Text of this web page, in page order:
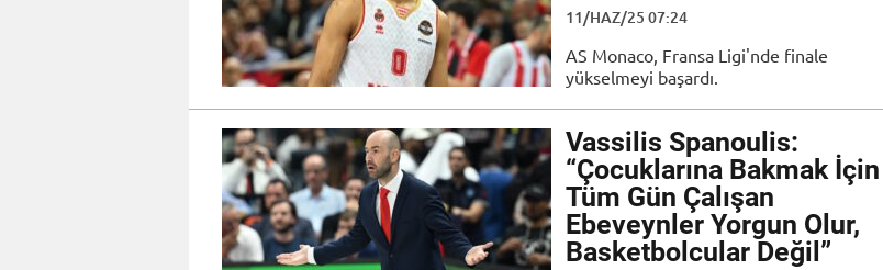
11/HAZ/25 07:24
AS Monaco, Fransa Ligi'nde finale
yükselmeyi başardı.
Vassilis Spanoulis:
“Çocuklarına Bakmak İçin
Tüm Gün Çalışan
Ebeveynler Yorgun Olur,
Basketbolcular Değil”